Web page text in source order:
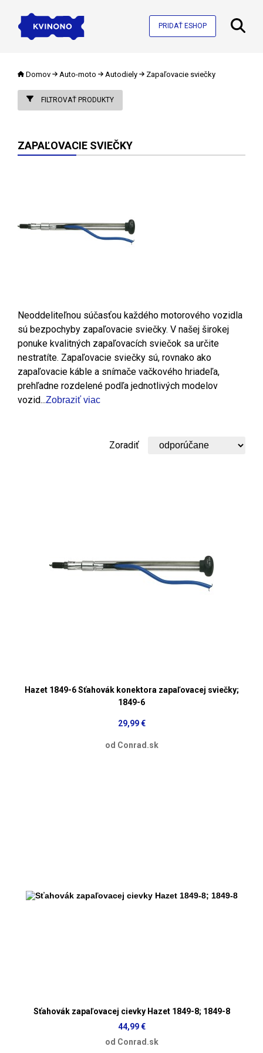
PRIDAŤ ESHOP
Domov Auto-moto Autodiely Zapaľovacie sviečky
FILTROVAŤ PRODUKTY
ZAPAĽOVACIE SVIEČKY
Neoddeliteľnou súčasťou každého motorového vozidla
sú bezpochyby zapaľovacie sviečky. V našej širokej
ponuke kvalitných zapaľovacích sviečok sa určite
nestratíte. Zapaľovacie sviečky sú, rovnako ako
zapaľovacie káble a snímače vačkového hriadeľa,
prehľadne rozdelené podľa jednotlivých modelov
vozid...Zobraziť viac
Zoradiť
Hazet 1849-6 Sťahovák konektora zapaľovacej sviečky;
1849-6
29,99 €
od Conrad.sk
Sťahovák zapaľovacej cievky Hazet 1849-8; 1849-8
44,99 €
od Conrad.sk